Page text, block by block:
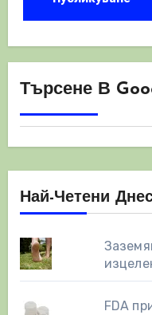
Търсене В
Най-Четени
FDA